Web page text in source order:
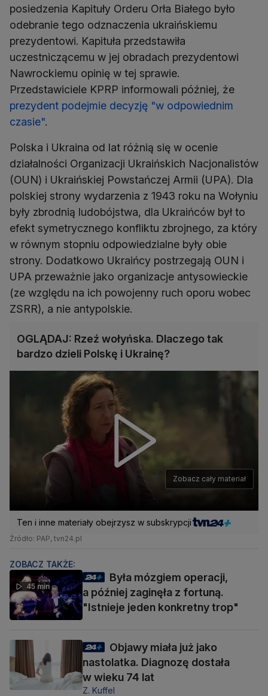
posiedzenia Kapituły Orderu Orła Białego było
odebranie tego odznaczenia ukraińskiemu
prezydentowi. Kapituła przedstawiła
uczestniczącemu w jej obradach prezydentowi
Nawrockiemu opinię w tej sprawie.
Przedstawiciele KPRP informowali później, że
prezydent podejmie decyzję "w odpowiednim
czasie".
Polska i Ukraina od lat różnią się w ocenie
działalności Organizacji Ukraińskich Nacjonalistów
(OUN) i Ukraińskiej Powstańczej Armii (UPA). Dla
polskiej strony wydarzenia z 1943 roku na Wołyniu
były zbrodnią ludobójstwa, dla Ukraińców był to
efekt symetrycznego konfliktu zbrojnego, za który
w równym stopniu odpowiedzialne były obie
strony. Dodatkowo Ukraińcy postrzegają OUN i
UPA przeważnie jako organizacje antysowieckie
(ze względu na ich powojenny ruch oporu wobec
ZSRR), a nie antypolskie.
OGLĄDAJ: Rzeź wołyńska. Dlaczego tak
bardzo dzieli Polskę i Ukrainę?
Zobacz cały materiał
Ten i inne materiały obejrzysz w subskrypcji
Źródło: PAP, tvn24.pl
ZOBACZ TAKŻE:
45 min
Była mózgiem operacji,
a później zaginęła z fortuną.
"Istnieje jeden konkretny trop"
Objawy miała już jako
nastolatka. Diagnozę dostała
w wieku 74 lat
Z. Kuffel